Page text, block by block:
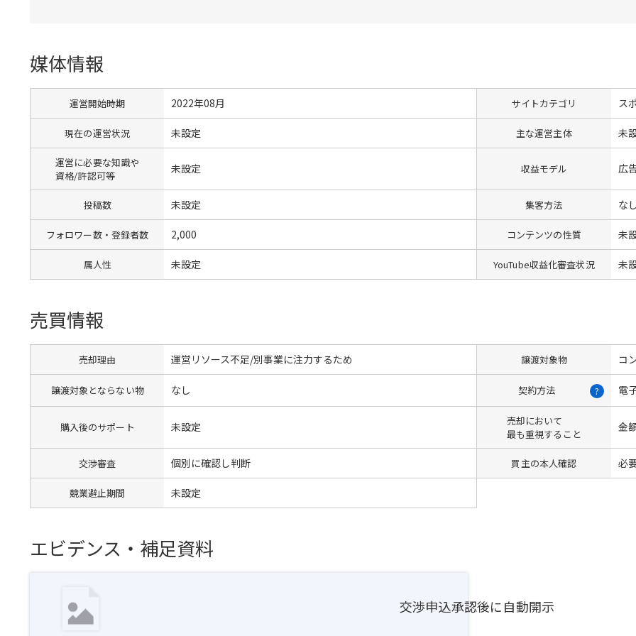
媒体情報
運営開始時期 2022年08月 サイトカテゴリ ス
現在の運営状況 未設定 主な運営主体 未
運営に必要な知識や
資格/許認可等
未設定 収益モデル 広
投稿数 未設定 集客方法 なし
フォロワー数・登録者数 2,000 コンテンツの性質 未
属人性 未設定 YouTube収益化審査状況 未
売買情報
売却理由 運営リソース不足/別事業に注力するため 譲渡対象物 コ
譲渡対象とならない物 なし 契約方法 ? 電
購入後のサポート 未設定
売却において
最も重視すること
金
交渉審査 個別に確認し判断 買主の本人確認 必
競業避止期間 未設定
エビデンス・補足資料
交渉申込承認後に自動開示